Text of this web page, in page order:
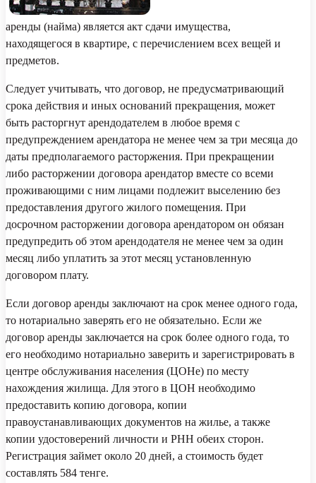
аренды (найма) является акт сдачи имущества,
находящегося в квартире, с перечислением всех вещей и
предметов.
Следует учитывать, что договор, не предусматривающий
срока действия и иных оснований прекращения, может
быть расторгнут арендодателем в любое время с
предупреждением арендатора не менее чем за три месяца до
даты предполагаемого расторжения. При прекращении
либо расторжении договора арендатор вместе со всеми
проживающими с ним лицами подлежит выселению без
предоставления другого жилого помещения. При
досрочном расторжении договора арендатором он обязан
предупредить об этом арендодателя не менее чем за один
месяц либо уплатить за этот месяц установленную
договором плату.
Если договор аренды заключают на срок менее одного года,
то нотариально заверять его не обязательно. Если же
договор аренды заключается на срок более одного года, то
его необходимо нотариально заверить и зарегистрировать в
центре обслуживания населения (ЦОНе) по месту
нахождения жилища. Для этого в ЦОН необходимо
предоставить копию договора, копии
правоустанавливающих документов на жилье, а также
копии удостоверений личности и РНН обеих сторон.
Регистрация займет около 20 дней, а стоимость будет
составлять 584 тенге.